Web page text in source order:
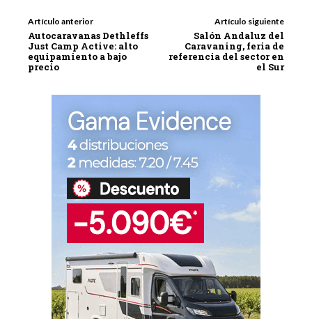
Artículo anterior
Autocaravanas Dethleffs
Just Camp Active: alto
equipamiento a bajo
precio
Artículo siguiente
Salón Andaluz del
Caravaning, feria de
referencia del sector en
el Sur